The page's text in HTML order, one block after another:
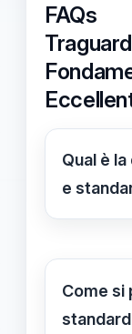
FAQs
Qual è
e
I
mentre
Come si